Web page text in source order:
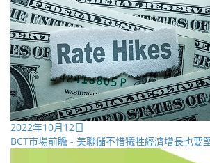
2022年10月12日
BCT市場前瞻 - 美聯儲不惜犧牲經濟增長也要